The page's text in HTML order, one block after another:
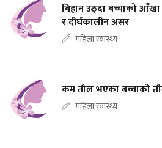
बिहान उठ्दा बच्चाको
र दीर्घकालीन असर
महिला स्वास्थ्य
कम तौल भएका बच्चाको
महिला स्वास्थ्य